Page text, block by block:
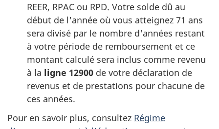
REER, RPAC ou RPD. Votre solde dû au
début de l'année où vous atteignez 71 ans
sera divisé par le nombre d'années restant
à votre période de remboursement et ce
montant calculé sera inclus comme revenu
à la ligne 12900 de votre déclaration de
revenus et de prestations pour chacune de
ces années.
Pour en savoir plus, consultez Régime